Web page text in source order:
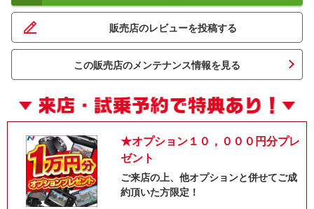
販売店のレビューを投稿する
この販売店のメンテナンス情報を見る
★オプション１０，０００円分プレ
ゼント
ご来店の上、他オプションと併せてご成
約頂いた方限定！